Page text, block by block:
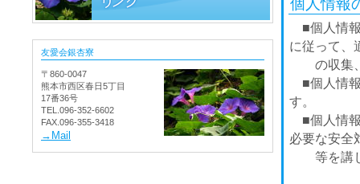
■個人情
に従って、
の収集、
■個人情
す。
■個人情
必要な安全
等を講じ
友愛会銀杏寮
〒860-0047
熊本市西区春日5丁目
17番36号
TEL.096-352-6602
FAX.096-355-3418
→Mail